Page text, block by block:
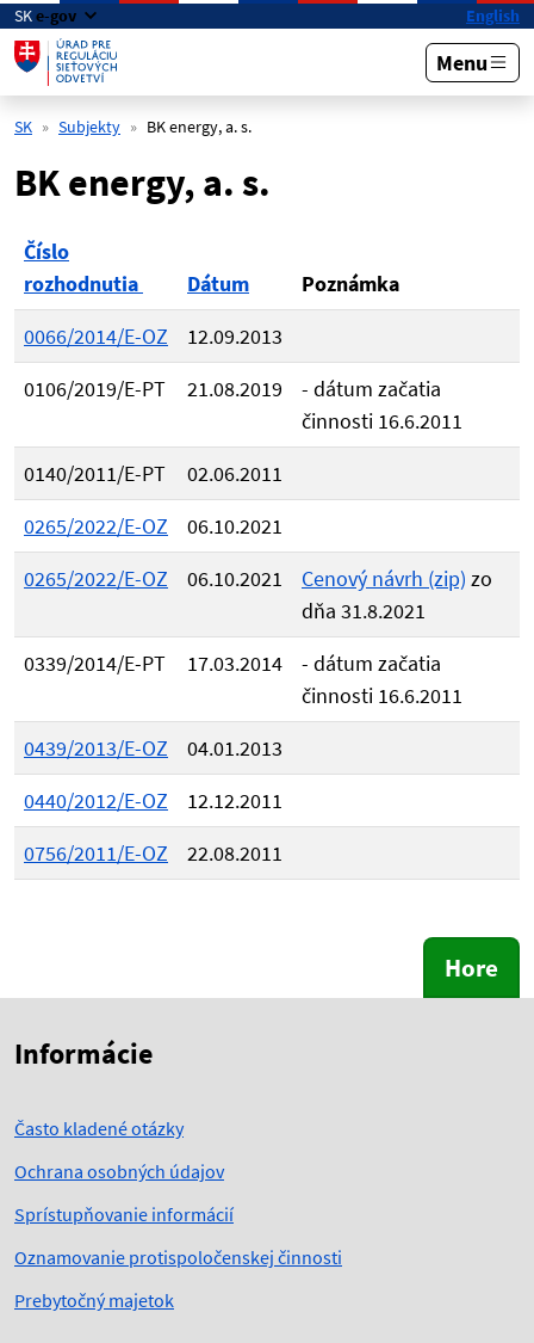
Preskočiť na hlavný obsah
SKe-gov English
Menu
SK Subjekty BK energy, a. s.
BK energy, a. s.
Číslo
rozhodnutia
Dátum
Poznámka
0066/2014/E-OZ
12.09.2013
0106/2019/E-PT
21.08.2019
- dátum začatia
činnosti 16.6.2011
0140/2011/E-PT
02.06.2011
0265/2022/E-OZ
06.10.2021
0265/2022/E-OZ
06.10.2021 Cenový návrh (zip) zo
dňa 31.8.2021
0339/2014/E-PT
17.03.2014
- dátum začatia
činnosti 16.6.2011
0439/2013/E-OZ
04.01.2013
0440/2012/E-OZ
12.12.2011
0756/2011/E-OZ
22.08.2011
Hore
Informácie
Často kladené otázky
Ochrana osobných údajov
Sprístupňovanie informácií
Oznamovanie protispoločenskej činnosti
Prebytočný majetok